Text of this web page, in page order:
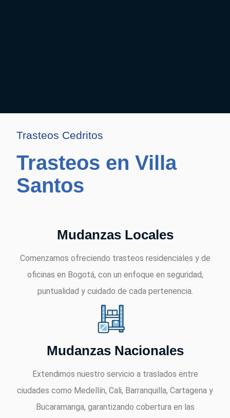
Trasteos Cedritos
Trasteos en Villa
Santos
Mudanzas Locales
Comenzamos ofreciendo trasteos residenciales y de
oficinas en Bogotá, con un enfoque en seguridad,
puntualidad y cuidado de cada pertenencia.
Mudanzas Nacionales
Extendimos nuestro servicio a traslados entre
ciudades como Medellín, Cali, Barranquilla, Cartagena y
Bucaramanga, garantizando cobertura en las